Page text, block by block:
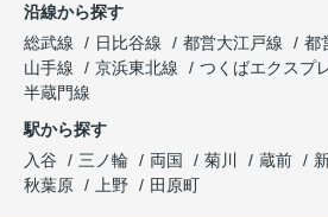
沿線から探す
総武線
日比谷線 都営大江戸線 都
山手線
京浜東北線 つくばエクスプ
半蔵門線
駅から探す
入谷
三ノ輪 両国 菊川 蔵前
秋葉原
上野 田原町